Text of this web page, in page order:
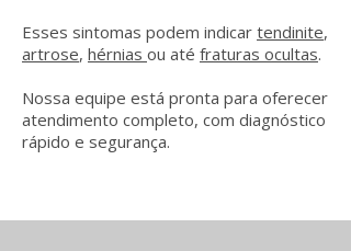
Esses sintomas podem indicar tendinite,
artrose, hérnias ou até fraturas ocultas.
Nossa equipe está pronta para oferecer
atendimento completo, com diagnóstico
rápido e segurança.